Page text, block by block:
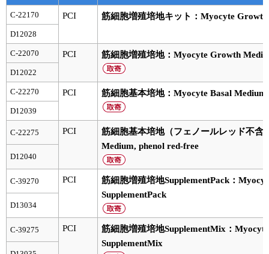
実験ガイド
リアルタイムPCR実験ガイド
遺伝子検査ガイド（食品・水質・家畜他）
NGSポータルサイト
幹細胞・再生医療研究ガイド
クローニング実験ガイド
細胞選択ガイド
エピジェネティクス実験ガイド
RNAi実験ガイド
C-22170 PCI 筋細胞増殖培地キット：Myocyte
D12028
C-22070 PCI 筋細胞増殖培地：Myocyte Growth
D12022
C-22270 PCI 筋細胞基本培地：Myocyte Basal Medium
D12039
C-22275 PCI
筋細胞基本培地（フェノールレッド不含
Medium, phenol red-free
D12040
C-39270 PCI
筋細胞増殖培地SupplementPack：
SupplementPack
D13034
C-39275 PCI
筋細胞増殖培地SupplementMix：
SupplementMix